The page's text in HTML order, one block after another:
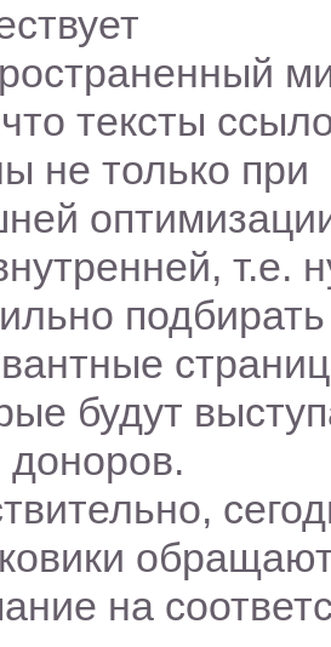
тексты
не только при
т.е.
подбирать
будут
доноров.
на